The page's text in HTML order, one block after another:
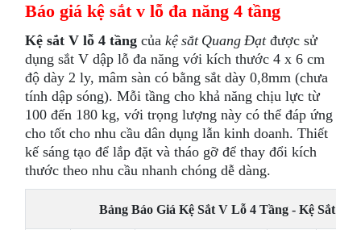
Báo giá kệ sắt v lỗ đa năng 4 tầng
Kệ sắt V lỗ 4 tầng củakệ sắt Quang Đạtđược sử
dụng sắt V dập lỗ đa năng với kích thước 4 x 6 cm
độ dày 2 ly, mâm sàn có bằng sắt dày 0,8mm (chưa
tính dập sóng). Mỗi tầng cho khả năng chịu lực từ
100 đến 180 kg, với trọng lượng này có thể đáp ứng
cho tốt cho nhu cầu dân dụng lẫn kinh doanh. Thiết
kế sáng tạo để lắp đặt và tháo gỡ để thay đổi kích
thước theo nhu cầu nhanh chóng dễ dàng.
Bảng Báo Giá Kệ Sắt V Lỗ 4 Tầng - Kệ Sắt